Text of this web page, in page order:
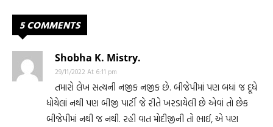
5 COMMENTS
Shobha K. Mistry.
29/11/2022 At 6:11 pm
તમારો લેખ સત્યની નજીક નજીક છે. બીજેપીમાં પણ બધાં જ દૂધે
ધોયેલાં નથી પણ બીજી પાર્ટી જે રીતે ખરડાયેલી છે એવાં તો છેક
બીજેપીમાં નથી જ નથી. રહી વાત મોદીજીની તો ભાઈ, એ પણ